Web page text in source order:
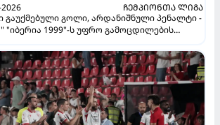
ᲩᲔᲛᲞᲘᲝᲜᲗᲐ ᲚᲘᲒᲐ
გაუქმებული გოლი, არდანიშნული პენალტი -
"იბერია 1999"-ს უფრო გამოცდილების